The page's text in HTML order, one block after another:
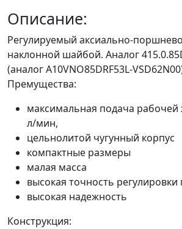
Описание:
Регулируемый аксиально-
наклонной шайбой. Аналог
(аналог A10VNO85DRF53L-
Премущества:
максимальная подача рабочей
л/мин,
цельнолитой чугунный корпус
компактные размеры
малая масса
высокая точность регулировки
высокая надежность
Конструкция: